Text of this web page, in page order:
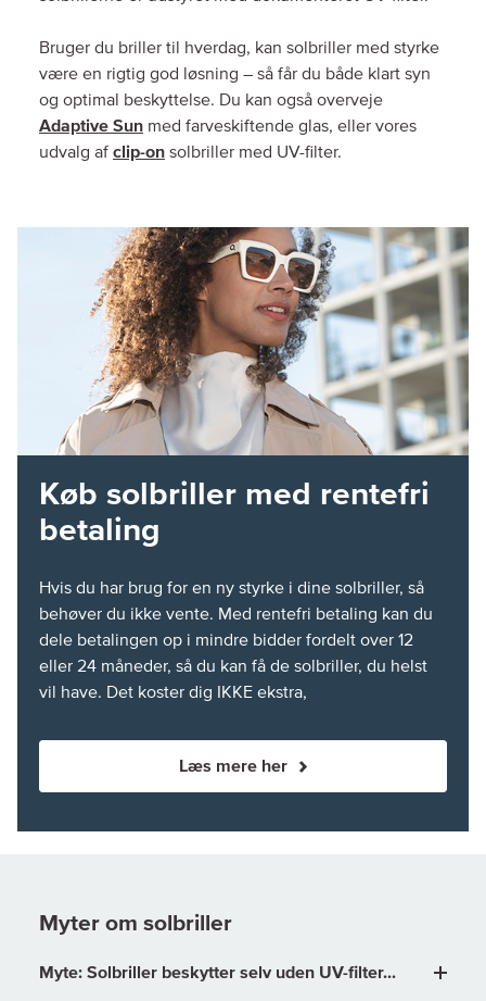
Bruger du briller til hverdag, kan solbriller med styrke
være en rigtig god løsning – så får du både klart syn
og optimal beskyttelse. Du kan også overveje
Adaptive Sun med farveskiftende glas, eller vores
udvalg af clip-on solbriller med UV-filter.
Køb solbriller med rentefri
betaling
Hvis du har brug for en ny styrke i dine solbriller, så
behøver du ikke vente. Med rentefri betaling kan du
dele betalingen op i mindre bidder fordelt over 12
eller 24 måneder, så du kan få de solbriller, du helst
vil have. Det koster dig IKKE ekstra,
Læs mere her
Myter om solbriller
Myte: Solbriller beskytter selv uden UV-filter...